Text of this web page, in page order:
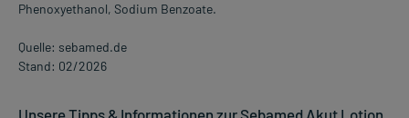
Phenoxyethanol, Sodium Benzoate.
Quelle: sebamed.de
Stand: 02/2026